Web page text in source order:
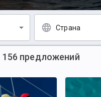
Страна
156 предложений